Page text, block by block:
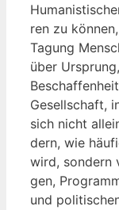
ren zu
Tagung
über
Gesell­schaft,
sich nicht
dern, wie
wird, son­dern
gen,
und